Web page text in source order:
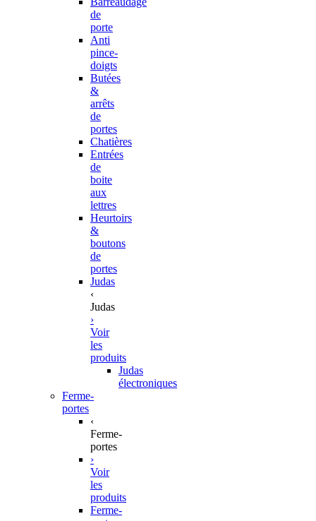
de
porte
Anti
pince-
doigts
Butées
&
arrêts
de
portes
Chatières
Entrées
de
boite
aux
lettres
Heurtoirs
&
boutons
de
portes
Judas
‹
Judas
›
Voir
les
produits
Judas
électroniques
Ferme-
portes
‹
Ferme-
portes
›
Voir
les
produits
Ferme-